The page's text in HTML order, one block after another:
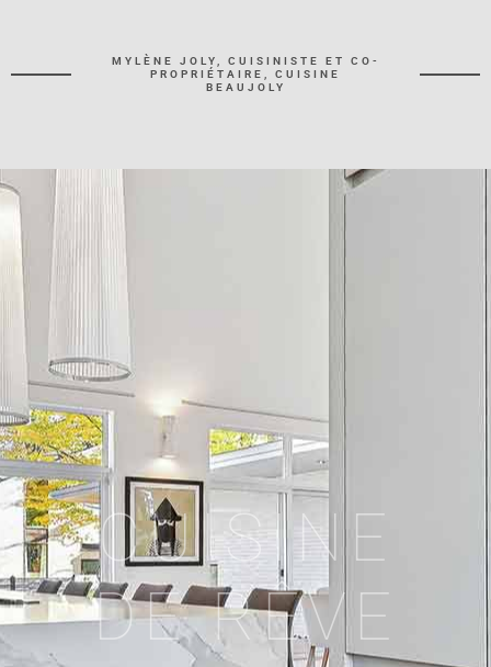
MYLÈNE JOLY, CUISINISTE ET CO-
PROPRIÉTAIRE, CUISINE
BEAUJOLY
CUISINE
DE RÊVE